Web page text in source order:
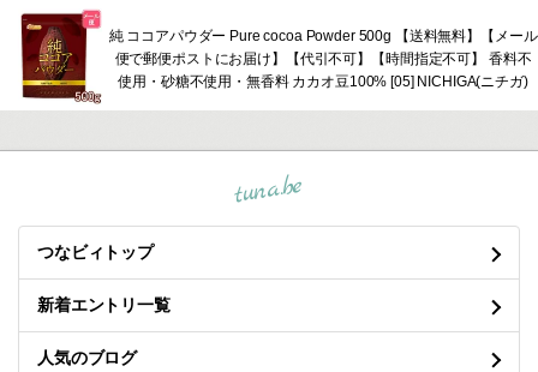
純 ココアパウダー Pure cocoa Powder 500g 【送料無料】【メール
便で郵便ポストにお届け】【代引不可】【時間指定不可】 香料不
使用・砂糖不使用・無香料 カカオ豆100% [05] NICHIGA(ニチガ)
tuna.be
つなビィトップ
新着エントリ一覧
人気のブログ